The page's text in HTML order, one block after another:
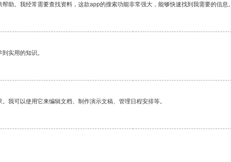
助。我经常需要查找资料，这款app的搜索功能非常强大，能够快速找到我需要的信息。
实用的知识。
我可以使用它来编辑文档、制作演示文稿、管理日程安排等。